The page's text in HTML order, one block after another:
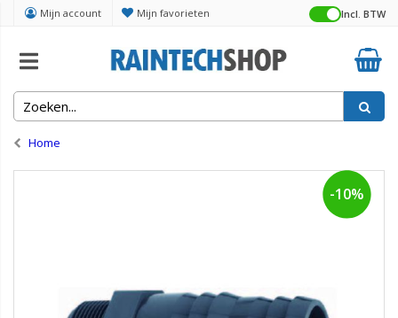
Mijn account Mijn favorieten Incl. BTW
Home
-10%